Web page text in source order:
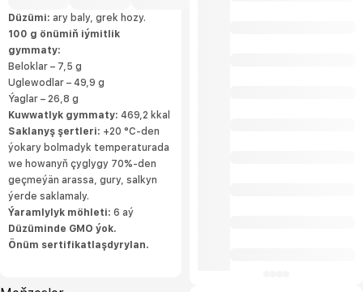
Düzümi: ary baly, grek hozy.
100 g önümiň iýmitlik
gymmaty:
Beloklar – 7,5 g
Uglewodlar – 49,9 g
Ýaglar – 26,8 g
Kuwwatlyk gymmaty: 469,2 kkal
Saklanyş şertleri: +20 °C-den
ýokary bolmadyk temperaturada
we howanyň çyglygy 70%-den
geçmeýän arassa, gury, salkyn
ýerde saklamaly.
Ýaramlylyk möhleti: 6 aý
Düzüminde GMO ýok.
Önüm sertifikatlaşdyrylan.